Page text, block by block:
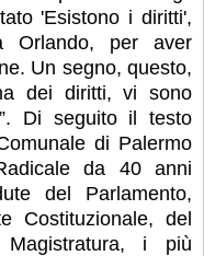
'Esistono i diritti',
Orlando, per aver
Un segno, questo,
dei diritti, vi sono
Di seguito il testo
di Palermo
da 40 anni
del Parlamento,
Costituzionale, del
Magistratura, i più